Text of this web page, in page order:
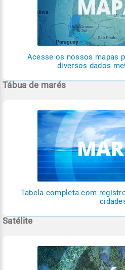
Acesse os nossos mapas
diversos dados
Tábua de marés
Tabela completa com
Satélite